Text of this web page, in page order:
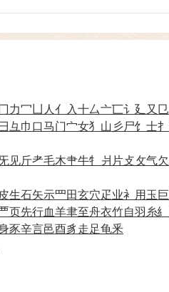
力冖凵人亻 入十厶亠匸讠 廴 又㔾
彑巾口马门宀女犭 山彡尸饣 士扌
旡见斤耂毛木肀牛牜 爿片攴攵气欠
皮生石矢示罒田玄穴疋业衤 用玉巨
页先行血羊聿至舟衣竹自羽糸糹
豕辛言邑酉豸走足龟釆